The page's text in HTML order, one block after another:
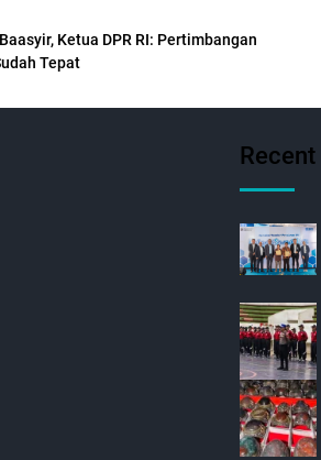
Ketua DPR RI: Pertimbangan
Tepat